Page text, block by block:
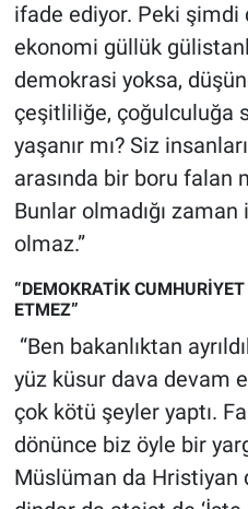
ifade ediyor. Peki şimdi
ekonomi güllük
demokrasi yoksa,
çeşitliliğe, çoğulculuğa
yaşanır mı? Siz
arasında bir boru falan
Bunlar olmadığı
olmaz.”
“DEMOKRATİK
ETMEZ”
“Ben bakanlıktan
yüz küsur dava devam
çok kötü şeyler yaptı.
dönünce biz öyle bir
Müslüman da Hristiyan